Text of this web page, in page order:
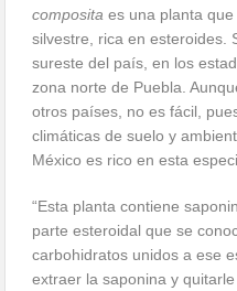
composita es una planta
silvestre, rica en esteroides.
sureste del país, en los
zona norte de Puebla.
otros países, no es fácil,
climáticas de suelo y
México es rico en esta
“Esta planta contiene
parte esteroidal que se
carbohidratos unidos a ese
extraer la saponina y